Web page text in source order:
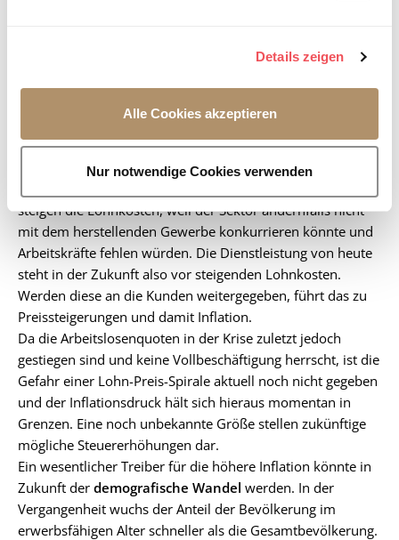
l
Details zeigen
Alle Cookies akzeptieren
Nur notwendige Cookies verwenden
Dienstleistungensein.
bestimmten Arbeitszeit nur eine gewisse Anzahl an Kunden
bedienen. Besondere technische Fortschritte führen hier zu
keiner übermäßig steigenden Produktivität – und das trifft
steigen die Lohnkosten, weil der Sektor andernfalls nicht
mit dem herstellenden Gewerbe konkurrieren könnte und
Arbeitskräfte fehlen würden. Die Dienstleistung von heute
steht in der Zukunft also vor steigenden Lohnkosten.
Werden diese an die Kunden weitergegeben, führt das zu
Preissteigerungen und damit Inflation.
Da die Arbeitslosenquoten in der Krise zuletzt jedoch
gestiegen sind und keine Vollbeschäftigung herrscht, ist die
Gefahr einer Lohn-Preis-Spirale aktuell noch nicht gegeben
und der Inflationsdruck hält sich hieraus momentan in
Grenzen. Eine noch unbekannte Größe stellen zukünftige
mögliche Steuererhöhungen dar.
Ein wesentlicher Treiber für die höhere Inflation könnte in
Zukunft derdemografische Wandel werden. In der
Vergangenheit wuchs der Anteil der Bevölkerung im
erwerbsfähigen Alter schneller als die Gesamtbevölkerung.